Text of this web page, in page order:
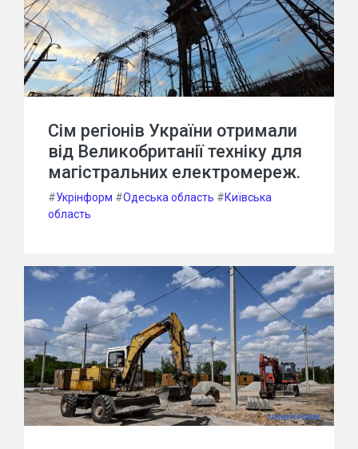
Сім регіонів України отримали
від Великобританії техніку для
магістральних електромереж.
#Укрінформ #Одеська область #Київська
область